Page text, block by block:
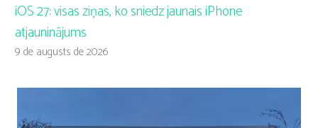
iOS 27: visas ziņas, ko sniedz jaunais iPhone
atjauninājums
9 de augusts de 2026